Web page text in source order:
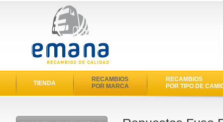
TIENDA
RECAMBIOS
POR MARCA
RECAMBIOS
POR TIPO DE